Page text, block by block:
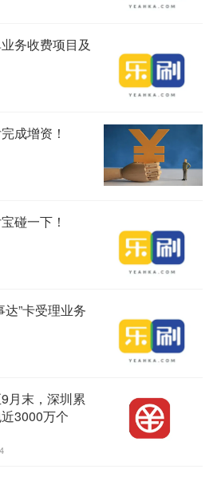
务收费项目及
成增资！
碰一下！
”卡受理业务
月末，深圳累
3000万个